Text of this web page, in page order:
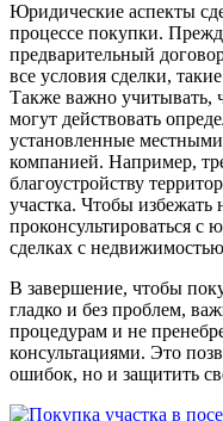
Юридические аспекты
процессе покупки.
предварительный
все условия сделки,
Также важно учитывать,
могут действовать
установленные
компанией. Например,
благоустройству
участка. Чтобы избежать
проконсультироваться
сделках с
В завершение, чтобы
гладко и без проблем,
процедурам и не
консультациями. Это
ошибок, но и защитить